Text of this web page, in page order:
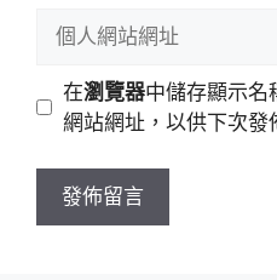
址
站
址
在瀏覽器中儲存顯示名
網站網址，以供下次發